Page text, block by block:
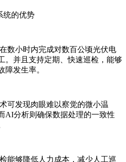
的优势
小时内完成对数百公顷光伏电
。并且支持定期、快速巡检，能够
障发生率。
发现肉眼难以察觉的微小温
AI分析则确保数据处理的一致性
够降低人力成本，减少人工巡